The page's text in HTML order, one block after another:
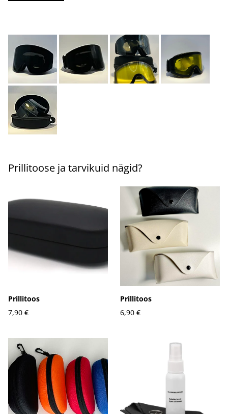
Prillitoose ja tarvikuid nägid?
Prillitoos
7,90 €
Prillitoos
6,90 €